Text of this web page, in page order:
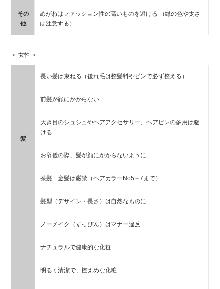
その
他
めがねはファッション性の高いものを避ける （縁の色や太さ
は注意する）
＜ 女性 ＞
髪
長い髪は束ねる（後れ毛は整髪料やピンで必ず整える）
前髪が顔にかからない
大き目のシュシュやヘアアクセサリー、ヘアピンの多用は避
ける
お辞儀の際、髪が顔にかからないように
茶髪・金髪は厳禁（ヘアカラーNo5～7まで）
髪型（デザイン・長さ）は自然なものに
ノーメイク（すっぴん）はマナー違反
ナチュラルで健康的な化粧
明るく清潔で、控えめな化粧